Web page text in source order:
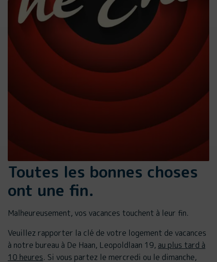
Toutes les bonnes choses
ont une fin.
Malheureusement, vos vacances touchent à leur fin.
Veuillez rapporter la clé de votre logement de vacances
à notre bureau à De Haan, Leopoldlaan 19, au plus tard à
10 heures. Si vous partez le mercredi ou le dimanche,